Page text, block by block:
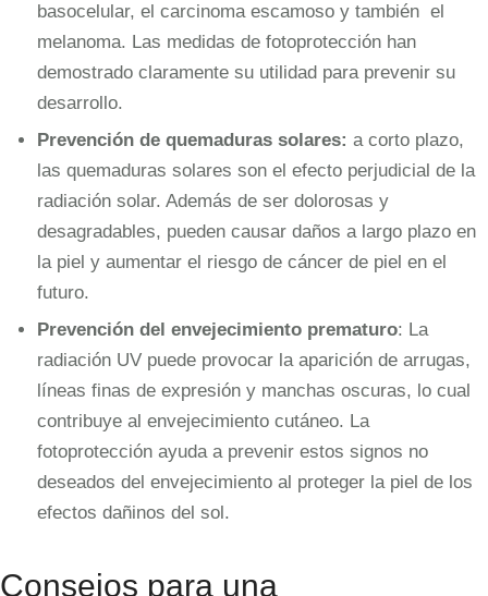
basocelular, el carcinoma escamoso y también el
melanoma. Las medidas de fotoprotección han
demostrado claramente su utilidad para prevenir su
desarrollo.
Prevención de quemaduras solares: a corto plazo,
las quemaduras solares son el efecto perjudicial de la
radiación solar. Además de ser dolorosas y
desagradables, pueden causar daños a largo plazo en
la piel y aumentar el riesgo de cáncer de piel en el
futuro.
Prevención del envejecimiento prematuro: La
radiación UV puede provocar la aparición de arrugas,
líneas finas de expresión y manchas oscuras, lo cual
contribuye al envejecimiento cutáneo. La
fotoprotección ayuda a prevenir estos signos no
deseados del envejecimiento al proteger la piel de los
efectos dañinos del sol.
Consejos para una